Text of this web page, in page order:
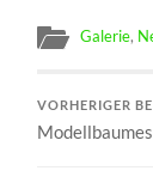
Galerie,
VORHERIGER